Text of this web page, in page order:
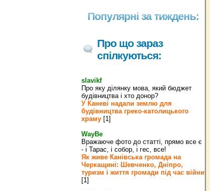
Популярні за тиждень:
Про що зараз
спілкуються:
slavikf
Про яку ділянку мова, який бюджет
будівництва і хто донор?
У Каневі надали землю для
будівництва греко‐католицького
храму [1]
WayBe
Вражаюче фото до статті, прямо все є
- і Тарас, і собор, і гес, все!
Як живе Канівська громада на
Черкащині: Шевченко, Дніпро,
туризм і життя громади під час війни
[1]